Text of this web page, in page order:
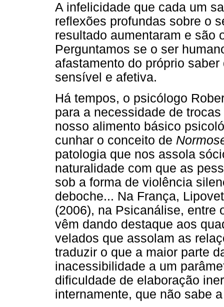
A infelicidade que cada um
reflexões profundas sobre o
resultado aumentaram e são
Perguntamos se o ser
afastamento do próprio
sensível e afetiva.
Há tempos, o psicólogo
para a necessidade de
nosso alimento básico
cunhar o conceito de
patologia que nos assola
naturalidade com que as
sob a forma de violência
deboche... Na França,
(2006), na Psicanálise, entre
vêm dando destaque aos
velados que assolam as
traduzir o que a maior parte
inacessibilidade a um
dificuldade de elaboração
internamente, que não sabe